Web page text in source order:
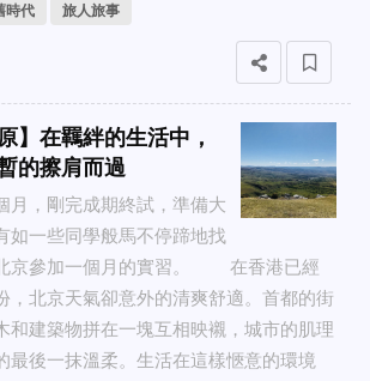
時代 旅人旅事
】在羈絆的生活中，
的擦肩而過
，剛完成期終試，準備大
如一些同學般馬不停蹄地找
京參加一個月的實習。 在香港已經
，北京天氣卻意外的清爽舒適。首都的街
和建築物拼在一塊互相映襯，城市的肌理
最後一抹溫柔。生活在這樣愜意的環境